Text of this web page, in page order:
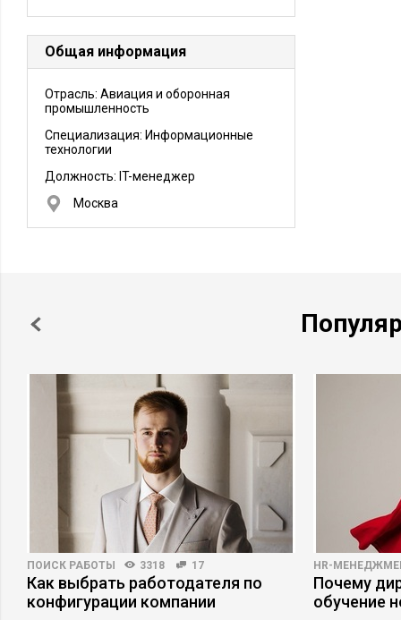
Общая информация
Отрасль: Авиация и оборонная
промышленность
Специализация: Информационные
технологии
Должность: IT-менеджер
Москва
ПОИСК РАБОТЫ 3318 17
Как выбрать работодателя по
конфигурации компании
HR-
Почему
обучение